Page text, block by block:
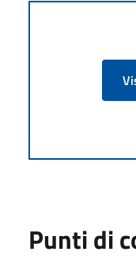
Punti di